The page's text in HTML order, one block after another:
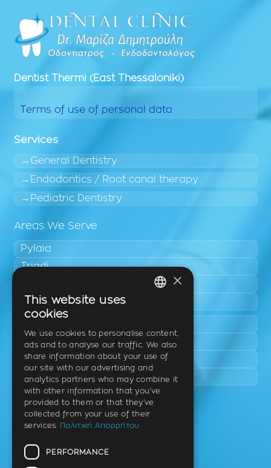
Dentist Thermi (East Thessaloniki)
Terms of use of personal data
Services
General Dentistry
Endodontics / Root canal therapy
Pediatric Dentistry
Areas We Serve
Pylaia
Triadi
Epanomi
Kalamaria
Panorama
Charilaou
Clinic
Th. Litsa 10 – Tavaki (corner),
Thermi – Thessaloniki
Postal Code 57001
ENGLISH
GERMAN
×
This website uses
cookies
We use cookies to personalise content,
ads and to analyse our traffic. We also
share information about your use of
our site with our advertising and
analytics partners who may combine it
with other information that you’ve
provided to them or that they’ve
collected from your use of their
services.
Πολιτική Απορρήτου
PERFORMANCE